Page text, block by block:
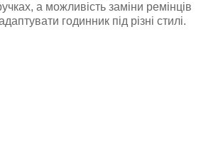
а можливість заміни ремінців
годинник під різні стилі.